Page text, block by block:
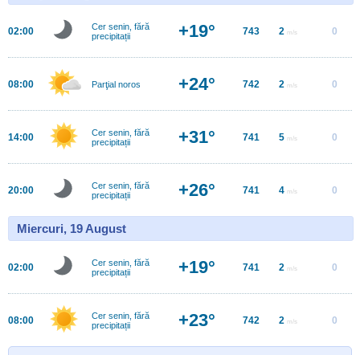
02:00
Cer senin, fără
precipitații
+19° 743 2 m/s 0
08:00 Parţial noros +24° 742 2 m/s 0
14:00
Cer senin, fără
precipitații
+31° 741 5 m/s 0
20:00
Cer senin, fără
precipitații
+26° 741 4 m/s 0
Miercuri, 19 August
02:00
Cer senin, fără
precipitații
+19° 741 2 m/s 0
08:00
Cer senin, fără
precipitații
+23° 742 2 m/s 0